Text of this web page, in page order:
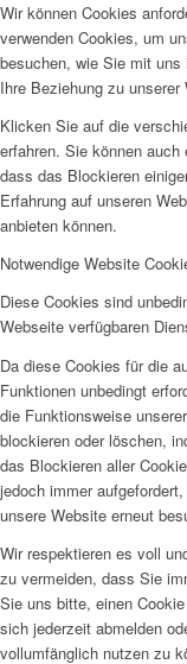
Wir können Cookies
verwenden Cookies, um
besuchen, wie Sie mit uns
Ihre Beziehung zu
Klicken Sie auf die
erfahren. Sie können
dass das Blockieren
Erfahrung auf unseren
anbieten können.
Notwendige Website
Diese Cookies sind
Webseite verfügbaren
Da diese Cookies für die
Funktionen unbedingt
die Funktionsweise
blockieren oder löschen,
das Blockieren aller
jedoch immer
unsere Website erneut
Wir respektieren es voll
zu vermeiden, dass Sie
Sie uns bitte, einen
sich jederzeit abmelden
vollumfänglich nutzen zu